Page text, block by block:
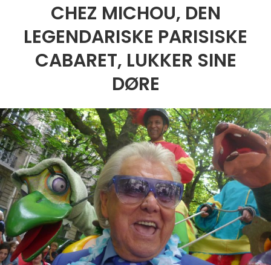
CHEZ MICHOU, DEN
LEGENDARISKE PARISISKE
CABARET, LUKKER SINE
DØRE